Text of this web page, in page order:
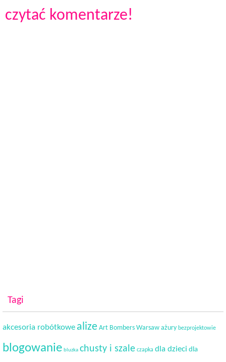
czytać komentarze!
Tagi
akcesoria robótkowe alize Art Bombers Warsaw ażury bezprojektowie
blogowanie bluzka chusty i szale czapka dla dzieci dla